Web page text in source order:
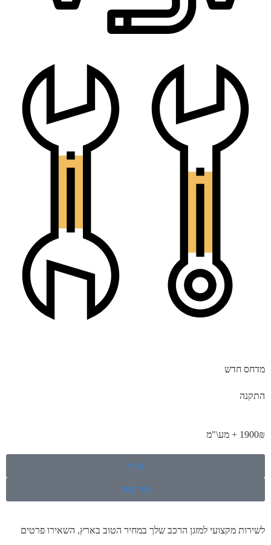
מדחס חדש
התקנה
1900₪ + מע\"מ
קנייה
צור קשר
לשירות מקצועי למזגן הרכב שלך במחיר הטוב בארץ, השאירו פרטים